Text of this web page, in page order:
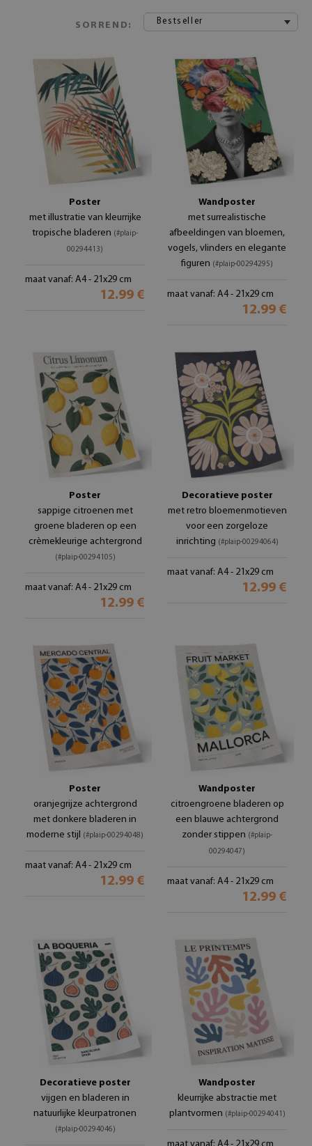
SORREND: Bestseller
Poster
met illustratie van kleurrijke
tropische bladeren (#plaip-
00294413)
maat vanaf: A4 - 21x29 cm
12.99 €
Wandposter
met surrealistische
afbeeldingen van bloemen,
vogels, vlinders en elegante
figuren (#plaip-00294295)
maat vanaf: A4 - 21x29 cm
12.99 €
Poster
sappige citroenen met
groene bladeren op een
crèmekleurige achtergrond
(#plaip-00294105)
maat vanaf: A4 - 21x29 cm
12.99 €
Decoratieve poster
met retro bloemenmotieven
voor een zorgeloze
inrichting (#plaip-00294064)
maat vanaf: A4 - 21x29 cm
12.99 €
Poster
oranjegrijze achtergrond
met donkere bladeren in
moderne stijl (#plaip-00294048)
maat vanaf: A4 - 21x29 cm
12.99 €
Wandposter
citroengroene bladeren op
een blauwe achtergrond
zonder stippen (#plaip-
00294047)
maat vanaf: A4 - 21x29 cm
12.99 €
Decoratieve poster
vijgen en bladeren in
natuurlijke kleurpatronen
(#plaip-00294046)
Wandposter
kleurrijke abstractie met
plantvormen (#plaip-00294041)